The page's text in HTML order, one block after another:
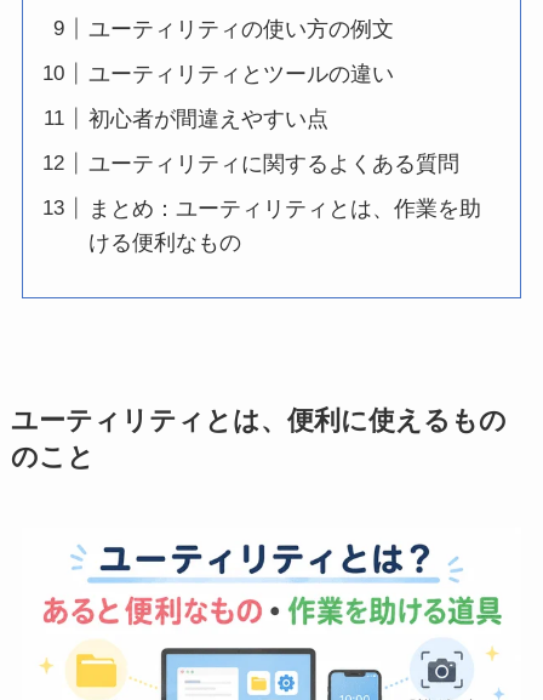
ユーティリティの使い方の例文
ユーティリティとツールの違い
初心者が間違えやすい点
ユーティリティに関するよくある質問
まとめ：ユーティリティとは、作業を助
ける便利なもの
ユーティリティとは、便利に使えるもの
のこと